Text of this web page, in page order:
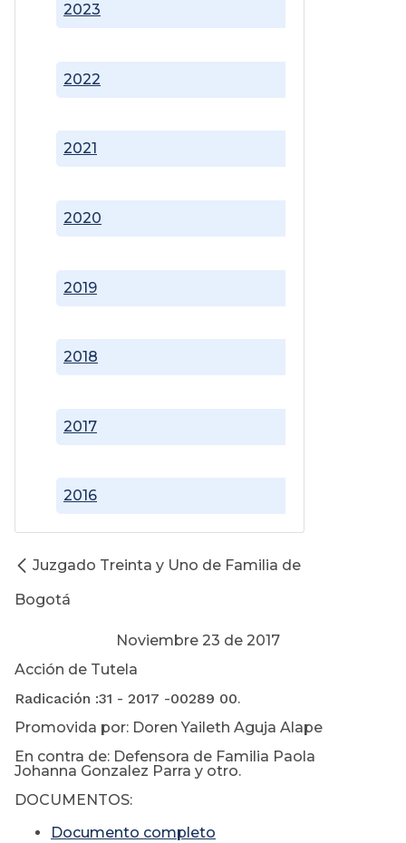
2016
2017
2018
2019
2020
2021
2022
2023
Juzgado Treinta y Uno de Familia de
Bogotá
Noviembre 23 de 2017
Acción de Tutela
Radicación :31 - 2017 -00289 00.
Promovida por: Doren Yaileth Aguja Alape
En contra de: Defensora de Familia Paola
Johanna Gonzalez Parra y otro.
DOCUMENTOS:
Documento completo